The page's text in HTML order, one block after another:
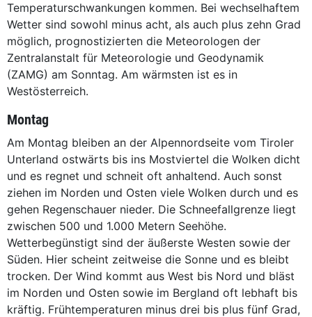
Temperaturschwankungen kommen. Bei wechselhaftem
Wetter sind sowohl minus acht, als auch plus zehn Grad
möglich, prognostizierten die Meteorologen der
Zentralanstalt für Meteorologie und Geodynamik
(ZAMG) am Sonntag. Am wärmsten ist es in
Westösterreich.
Montag
Am Montag bleiben an der Alpennordseite vom Tiroler
Unterland ostwärts bis ins Mostviertel die Wolken dicht
und es regnet und schneit oft anhaltend. Auch sonst
ziehen im Norden und Osten viele Wolken durch und es
gehen Regenschauer nieder. Die Schneefallgrenze liegt
zwischen 500 und 1.000 Metern Seehöhe.
Wetterbegünstigt sind der äußerste Westen sowie der
Süden. Hier scheint zeitweise die Sonne und es bleibt
trocken. Der Wind kommt aus West bis Nord und bläst
im Norden und Osten sowie im Bergland oft lebhaft bis
kräftig. Frühtemperaturen minus drei bis plus fünf Grad,